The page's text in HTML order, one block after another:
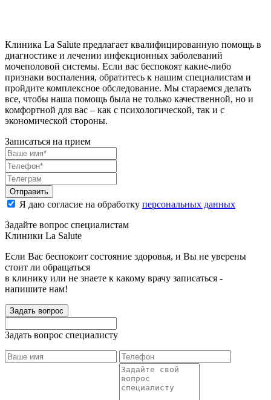
Клиника La Salute предлагает квалифицированную помощь в
диагностике и лечении инфекционных заболеваний
мочеполовой системы. Если вас беспокоят какие-либо
признаки воспаления, обратитесь к нашим специалистам и
пройдите комплексное обследование. Мы стараемся делать
все, чтобы наша помощь была не только качественной, но и
комфортной для вас – как с психологической, так и с
экономической стороны.
Записаться на прием
Отправить
Я даю согласие на обработку персональных данных
Задайте вопрос специалистам
Клиники La Salute
Если Вас беспокоит состояние здоровья, и Вы не уверены
стоит ли обращаться
в клинику или не знаете к какому врачу записаться -
напишите нам!
Задать вопрос
Задать вопрос специалисту